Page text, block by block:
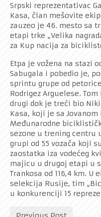
Kontakt
Srpski reprezentativac
Kasa, član mešovite
zauzeo je 46. mesto sa
etapi trke „Velika
za Kup nacija za
Etpa je vožena na stazi
Sabugala i pobedio je,
sprintu grupe od
Rodrigez Arguelese.
drugi dok je treći bio
Kasa, koji je sa
Međunarodne
sezone u trening centru
grupi od 55 vozača koji
zaostatka iza vodećeg
majicu u drugoj etapi u
Trankosa od 116,4 km. U
selekcija Rusije, tim
u konkurenciji 15